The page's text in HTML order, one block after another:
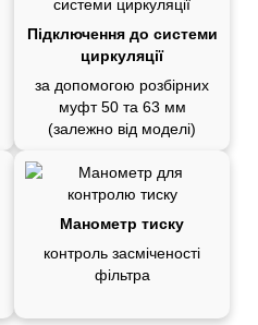
Підключення до системи
циркуляції
за допомогою розбірних
муфт 50 та 63 мм
(залежно від моделі)
Манометр тиску
контроль засміченості
фільтра